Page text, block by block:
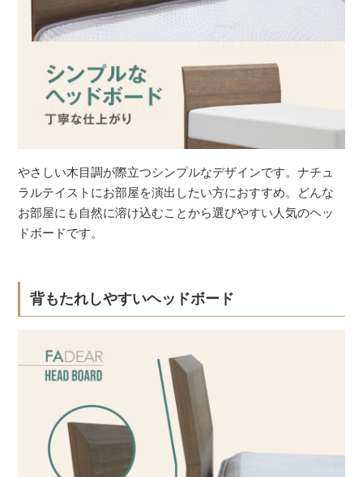
やさしい木目調が際立つシンプルなデザインです。ナチュ
ラルテイストにお部屋を演出したい方におすすめ。どんな
お部屋にも自然に溶け込むことから選びやすい人気のヘッ
ドボードです。
背もたれしやすいヘッドボード